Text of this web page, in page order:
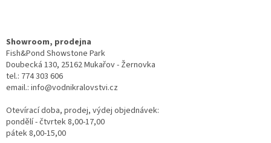
Showroom, prodejna
Fish&Pond Showstone Park
Doubecká 130, 25162 Mukařov - Žernovka
tel.: 774 303 606
email.: info@vodnikralovstvi.cz
Otevírací doba, prodej, výdej objednávek:
pondělí - čtvrtek 8,00-17,00
pátek 8,00-15,00